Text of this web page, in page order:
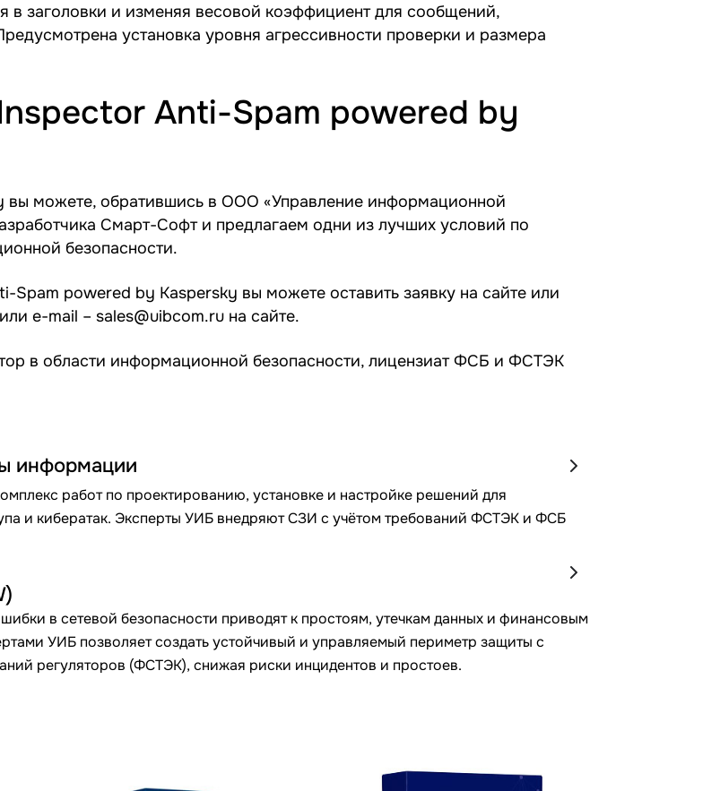
в заголовки и изменяя весовой коэффициент для сообщений,
установка уровня агрессивности проверки и размера
Anti-Spam powered by
можете, обратившись в ООО «Управление информационной
Смарт-Софт и предлагаем одни из лучших условий по
безопасности.
powered by Kaspersky вы можете оставить заявку на сайте или
или e-mail – sales@uibcom.ru на сайте.
в области информационной безопасности, лицензиат ФСБ и ФСТЭК
информации
работ по проектированию, установке и настройке решений для
и кибератак. Эксперты УИБ внедряют СЗИ с учётом требований ФСТЭК и ФСБ
в сетевой безопасности приводят к простоям, утечкам данных и финансовым
УИБ позволяет создать устойчивый и управляемый периметр защиты с
регуляторов (ФСТЭК), снижая риски инцидентов и простоев.